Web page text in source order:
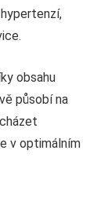
obsahu
působí na
v optimálním